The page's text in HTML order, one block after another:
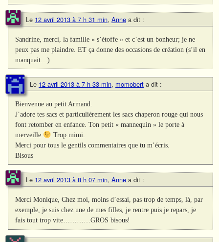
Le 12 avril 2013 à 7 h 31 min, Anne a dit :
Sandrine, merci, la famille « s’étoffe » et c’est un bonheur; je ne
peux pas me plaindre. ET ça donne des occasions de création (s’il en
manquait…)
Le 12 avril 2013 à 7 h 33 min, momobert a dit :
Bienvenue au petit Armand.
J’adore tes sacs et particulièrement les sacs chaperon rouge qui nous
font retomber en enfance. Ton petit « mannequin » le porte à
merveille
Trop mimi.
Merci pour tous le gentils commentaires que tu m’écris.
Bisous
Le 12 avril 2013 à 8 h 07 min, Anne a dit :
Merci Monique, Chez moi, moins d’essai, pas trop de temps, là, par
exemple, je suis chez une de mes filles, je rentre puis je repars, je
fais tout trop vite…………GROS bisous!